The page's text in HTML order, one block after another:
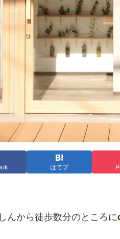
はてブ
んから徒歩数分のところに